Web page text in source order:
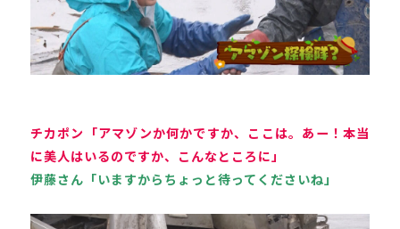
チカポン「アマゾンか何かですか、ここは。あー！本当
に美人はいるのですか、こんなところに」
伊藤さん「いますからちょっと待ってくださいね」